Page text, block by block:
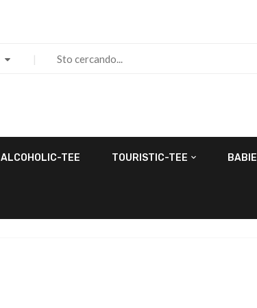
ALCOHOLIC-TEE TOURISTIC-TEE